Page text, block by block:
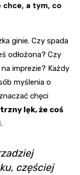
a tym, co
ginie. Czy spada
odłożona? Czy
imprezie? Każdy
myślenia o
chęci
lęk, że coś
.
częściej